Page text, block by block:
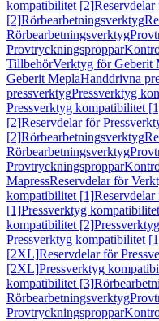
kompatibilitet [2]
[2]Rörbearbetningsverktyg
Rörbearbetningsverktyg
Provtryckningsproppar
TillbehörVerktyg för Geberit
Geberit MeplaHanddrivna
pressverktygPressverktyg
Pressverktyg kompatibilitet
[2]Reservdelar för
[2]Rörbearbetningsverktyg
Rörbearbetningsverktyg
Provtryckningsproppar
MapressReservdelar för
kompatibilitet [1]
[1]Pressverktyg
kompatibilitet [2]
Pressverktyg kompatibilitet
[2XL]Reservdelar för
[2XL]Pressverktyg
kompatibilitet [3]
Rörbearbetningsverktyg
Provtryckningsproppar